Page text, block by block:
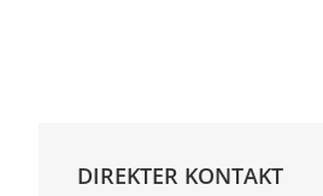
DIREKTER KONTAKT